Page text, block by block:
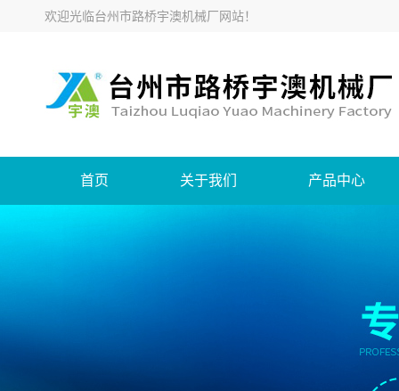
欢迎光临台州市路桥宇澳机械厂网站！
首页 关于我们 产品中心